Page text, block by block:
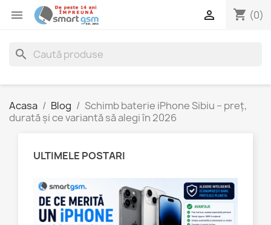
 shopping_cart (0)

search
Acasa Blog
Schimb baterie iPhone Sibiu – preț,
durată și ce variantă să alegi în 2026
ULTIMELE POSTARI